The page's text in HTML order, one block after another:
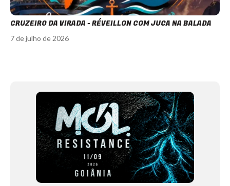
CRUZEIRO DA VIRADA - RÉVEILLON COM JUCA NA BALADA
7 de julho de 2026